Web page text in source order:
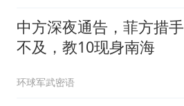
中方深夜通告，菲方措手
不及，教10现身南海
环球军武密语